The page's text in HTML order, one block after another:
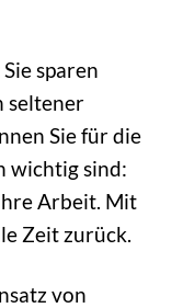
sparen
seltener
Sie für die
wichtig sind:
Arbeit. Mit
Zeit zurück.
von